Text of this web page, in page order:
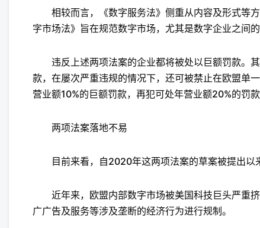
相较而言，《数字服务法》侧重从内容及形式等方
字市场法》旨在规范数字市场，尤其是数字企业之间
违反上述两项法案的企业都将被处以巨额罚款。其
款，在屡次严重违规的情况下，还可被禁止在欧盟单
营业额10%的巨额罚款，再犯可处年营业额20%的罚
两项法案落地不易
目前来看，自2020年这两项法案的草案被提出以
近年来，欧盟内部数字市场被美国科技巨头严重挤
广广告及服务等涉及垄断的经济行为进行规制。